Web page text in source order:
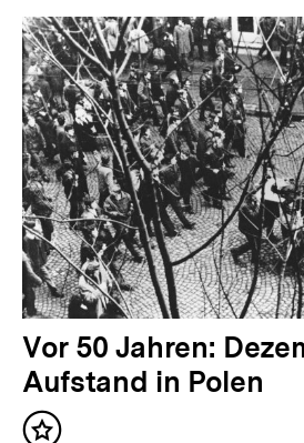
r
i
g
e
r
I
n
h
a
l
t
N
ä
c
Vor 50 Jahren:
Aufstand in Polen